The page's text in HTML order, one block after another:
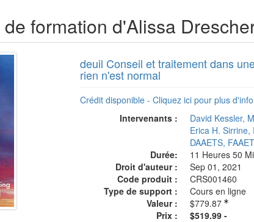
formation d'Alissa
deuil Conseil et traitement dans
rien n'est normal
Crédit disponible - Cliquez ici pour plus
Intervenants :
David Kessler,
Erica H. Sirrine,
DAAETS,
Durée:
11 Heures 50
Droit d'auteur :
Sep 01, 2021
Code produit :
CRS001460
Type de support :
Cours en ligne
Valeur :
$779.87
Prix :
$519.99 -